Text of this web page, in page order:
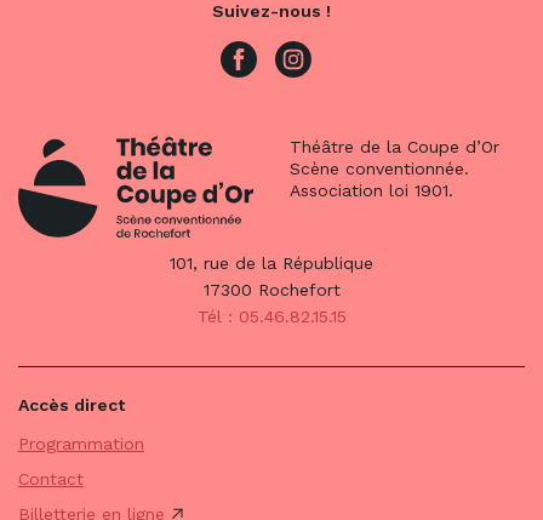
Théâtre de la Coupe d’Or
Scène conventionnée.
Association loi 1901.
101, rue de la République
17300 Rochefort
Tél : 05.46.82.15.15
Accès direct
Programmation
Contact
Billetterie en ligne
Suivez-nous !